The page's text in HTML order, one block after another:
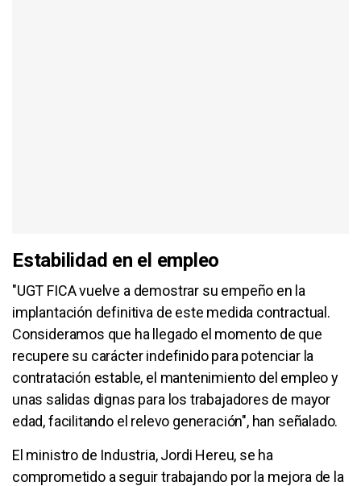
Estabilidad en el empleo
"UGT FICA vuelve a demostrar su empeño en la
implantación definitiva de este medida contractual.
Consideramos que ha llegado el momento de que
recupere su carácter indefinido para potenciar la
contratación estable, el mantenimiento del empleo y
unas salidas dignas para los trabajadores de mayor
edad, facilitando el relevo generación", han señalado.
El ministro de Industria, Jordi Hereu, se ha
comprometido a seguir trabajando por la mejora de la